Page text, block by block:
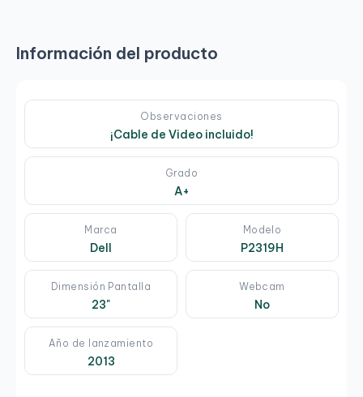
Información del producto
Observaciones
¡Cable de Video incluido!
Grado
A+
Marca
Dell
Modelo
P2319H
Dimensión Pantalla
23"
Webcam
No
Año de lanzamiento
2013